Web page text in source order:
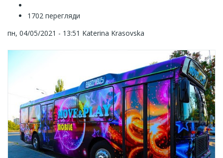
1702 перегляди
пн, 04/05/2021 - 13:51 Katerina Krasovska